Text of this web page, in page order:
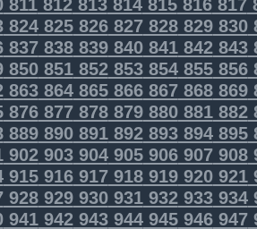
824825826827828829830
837838839840841842843
850851852853854855856
863864865866867868869
876877878879880881882
889890891892893894895
902903904905906907908
915916917918919920921
928929930931932933934
941942943944945946947